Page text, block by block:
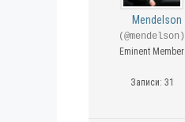
Mendelson
(@mendelson)
Eminent Member
Записи: 31